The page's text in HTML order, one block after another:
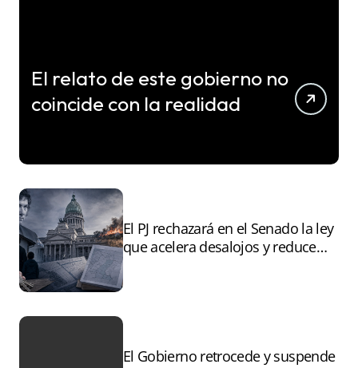
El relato de este gobierno no
coincide con la realidad
El PJ rechazará en el Senado la ley
que acelera desalojos y reduce
El Gobierno retrocede y suspende